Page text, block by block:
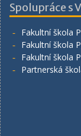
Spolupráce s
Fakultní škola
Fakultní škola
Fakultní škola
Partnerská